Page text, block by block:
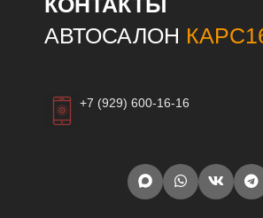
АВТОСАЛОН
+7 (929) 600-16-16